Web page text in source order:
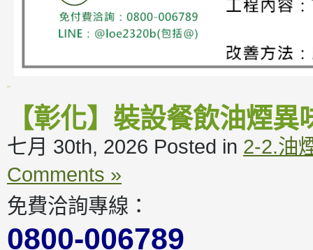
【彰化】裝設餐飲油煙
七月 30th, 2026 Posted in 2-2.油
Comments »
免費洽詢專線：
0800-006789